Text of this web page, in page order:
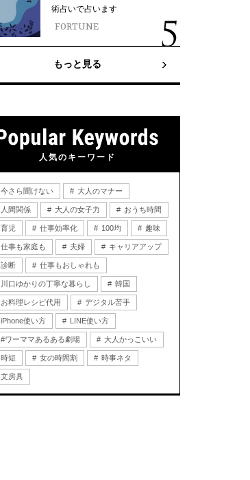
術占いで占います
FORTUNE
もっと見る
人気のキーワード
今さら聞けない 大人のマナー
人間関係 大人の女子力 おうち時間
育児 仕事効率化 100均 趣味
仕事も家庭も 夫婦 キャリアアップ
診断 仕事もおしゃれも
川口ゆかりの丁寧な暮らし 韓国
お料理レシピ代用 デジタル苦手
iPhone使い方 LINE使い方
#ワーママあるある劇場 大人かっこいい
時短 女の時間割 時事ネタ
文房具